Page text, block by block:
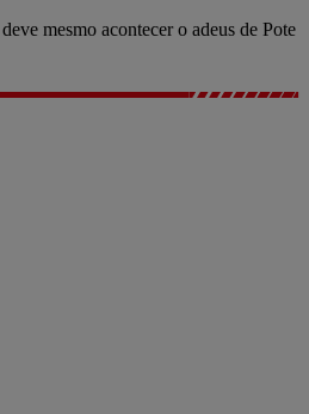
mesmo acontecer o adeus de Pote